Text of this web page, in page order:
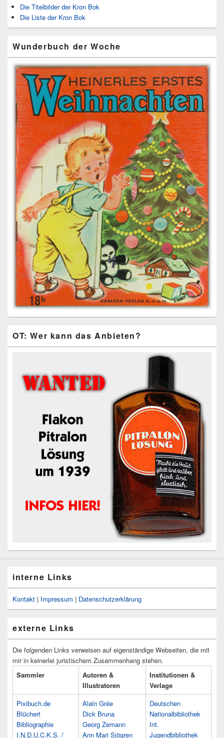
Die Titelbilder der Kron Bok
Die Liste der Kron Bok
Wunderbuch der Woche
OT: Wer kann das Anbieten?
interne Links
Kontakt | Impressum | Datenschutzerklärung
externe Links
Die folgenden Links verweisen auf eigenständige Webseiten, die mit
mir in keinerlei juristischem Zusammenhang stehen.
Sammler
Autoren &
Illustratoren
Institutionen &
Verlage
Pixibuch.de
Blüchert
Bibliographie
I.N.D.U.C.K.S. /
Alain Grée
Dick Bruna
Georg Zemann
Ann Mari Sjögren
Deutschen
Nationalbibliothek
Int.
Jugendbibliothek